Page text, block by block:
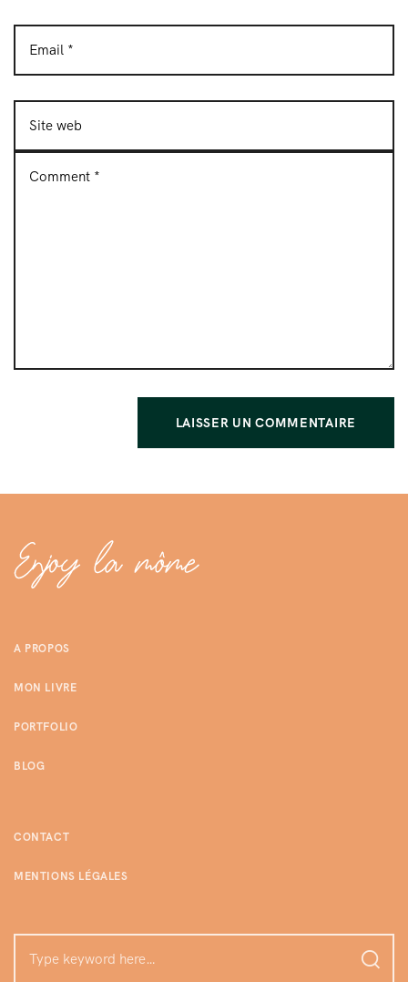
A PROPOS
MON LIVRE
PORTFOLIO
BLOG
CONTACT
MENTIONS LÉGALES